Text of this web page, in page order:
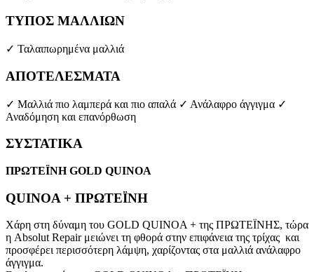
ΤΥΠΟΣ ΜΑΛΛΙΩΝ
✓ Ταλαιπωρημένα μαλλιά
ΑΠΟΤΕΛΕΣΜΑΤΑ
✓ Μαλλιά πιο λαμπερά και πιο απαλά ✓ Ανάλαφρο άγγιγμα ✓
Αναδόμηση και επανόρθωση
ΣΥΣΤΑΤΙΚΑ
ΠΡΩΤΕΪΝΗ GOLD QUINOA
QUINOA + ΠΡΩΤΕΪΝΗ
Χάρη στη δύναμη του GOLD QUINOA + της ΠΡΩΤΕΪΝΗΣ, τώρα
η Absolut Repair μειώνει τη φθορά στην επιφάνεια της τρίχας και
προσφέρει περισσότερη λάμψη, χαρίζοντας στα μαλλιά ανάλαφρο
άγγιγμα.